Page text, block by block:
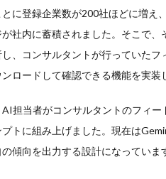
に登録企業数が200社ほどに増え
社内に蓄積されました。そこで
し、コンサルタントが行っていた
ロードして確認できる機能を実装
担当者がコンサルタントのフィ
トに組み上げました。現在は
傾向を出力する設計になっていま